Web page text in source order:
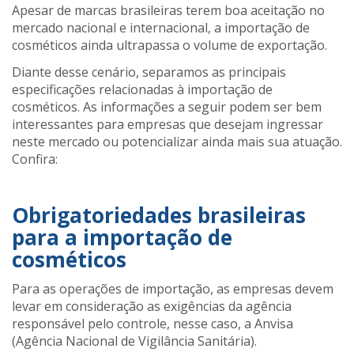
Apesar de marcas brasileiras terem boa aceitação no
mercado nacional e internacional, a importação de
cosméticos ainda ultrapassa o volume de exportação.
Diante desse cenário, separamos as principais
especificações relacionadas à importação de
cosméticos. As informações a seguir podem ser bem
interessantes para empresas que desejam ingressar
neste mercado ou potencializar ainda mais sua atuação.
Confira:
Obrigatoriedades brasileiras
para a importação de
cosméticos
Para as operações de importação, as empresas devem
levar em consideração as exigências da agência
responsável pelo controle, nesse caso, a Anvisa
(Agência Nacional de Vigilância Sanitária).